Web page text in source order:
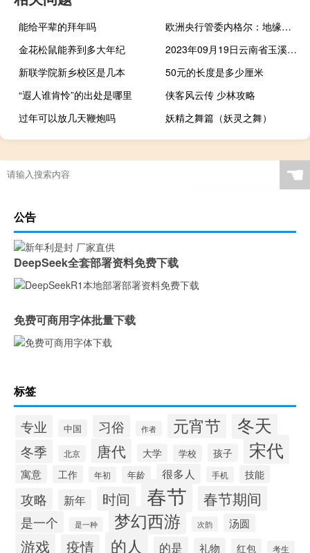
能给平辈的拜年吗
欧洲央行管委内格尔：地缘政治因素使通胀前景更加不确定
金花松鼠能养到多大年纪
2023年09月19日云南省玉溪市疫情大数据-今日/今天疫情全网搜索最新实时消息动态情况通知播报
新联学院新乡校区是几本
50元的长度是多少厘米
“遐人谁肯怜”的出处是哪里
侠客风云传 少林攻略
过年可以放几天鞭炮吗
妖精之舞篇（妖灵之舞）
☚
公告
DeepSeek全套部署资料免费下载
免费可商用字体批量下载
标签
专业 中国 习俗 作者 元宵节 冬天
冬季 北京 唐代 大学 学校 孩子 宋代
寓意 工作 年初 年龄 很多人 手机 技能
攻略 新年 时间 春节 春节期间
是一个 是一种 梦幻西游 次韵 汤圆
游戏 疫情 的人 的是 礼物 红包 考生